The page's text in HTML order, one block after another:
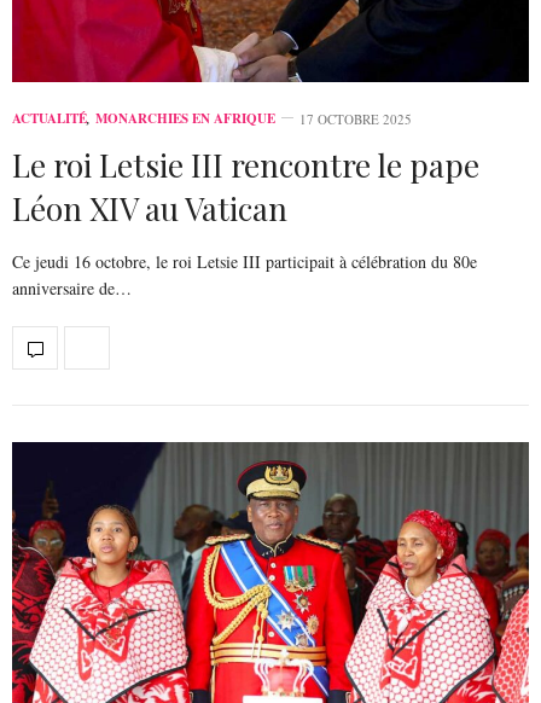
ACTUALITÉ, MONARCHIES EN AFRIQUE 17 OCTOBRE 2025
Le roi Letsie III rencontre le pape
Léon XIV au Vatican
Ce jeudi 16 octobre, le roi Letsie III participait à célébration du 80e
anniversaire de…